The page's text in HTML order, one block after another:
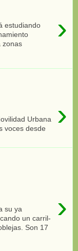
›
estudiando
zonas
›
Urbana
voces desde
›
su ya
un carril-
Son 17